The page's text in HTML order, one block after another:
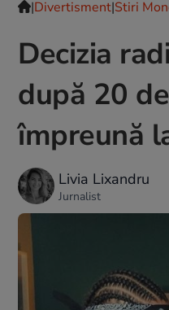
|Divertisment|Stiri
Decizia
după 20
împreună
Livia Lixandru
Jurnalist